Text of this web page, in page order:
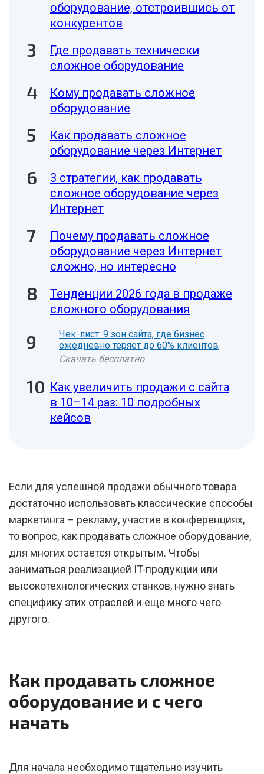
оборудование, отстроившись от
конкурентов
Где продавать технически
сложное оборудование
Кому продавать сложное
оборудование
Как продавать сложное
оборудование через Интернет
3 стратегии, как продавать
сложное оборудование через
Интернет
Почему продавать сложное
оборудование через Интернет
сложно, но интересно
Тенденции 2026 года в продаже
сложного оборудования
Чек-лист: 9 зон сайта, где бизнес
ежедневно теряет до 60% клиентов
Скачать бесплатно
Как увеличить продажи с сайта
в 10–14 раз: 10 подробных
кейсов
Если для успешной продажи обычного товара
достаточно использовать классические способы
маркетинга – рекламу, участие в конференциях,
то вопрос, как продавать сложное оборудование,
для многих остается открытым. Чтобы
заниматься реализацией IT-продукции или
высокотехнологических станков, нужно знать
специфику этих отраслей и еще много чего
другого.
Как продавать сложное
оборудование и с чего
начать
Для начала необходимо тщательно изучить